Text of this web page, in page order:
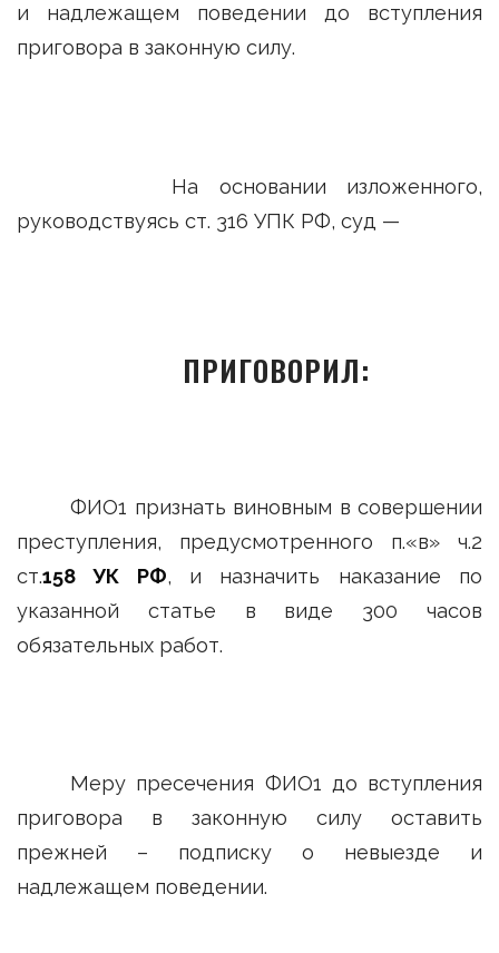
и надлежащем поведении до вступления
приговора в законную силу.
На основании изложенного,
руководствуясь ст. 316 УПК РФ, суд —
ПРИГОВОРИЛ:
ФИО1 признать виновным в совершении
преступления, предусмотренного п.«в» ч.2
ст.158 УК РФ, и назначить наказание по
указанной статье в виде 300 часов
обязательных работ.
Меру пресечения ФИО1 до вступления
приговора в законную силу оставить
прежней – подписку о невыезде и
надлежащем поведении.